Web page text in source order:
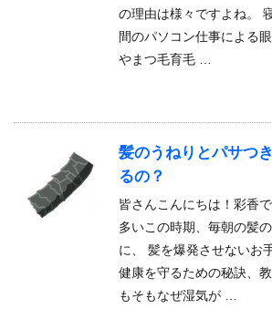
の理由は様々ですよね。
間のパソコン仕事による
やまつ毛育毛 …
髪のうねりとパサつ
るの？
皆さんこんにちは！彩香
多いこの時期、毎朝の髪
に、 髪を爆発させないお
健康を守るための秘訣、
もそもなぜ湿気が …